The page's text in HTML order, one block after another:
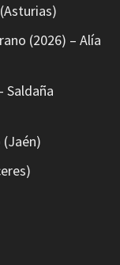
(2026) – Alía
Saldaña
(Jaén)